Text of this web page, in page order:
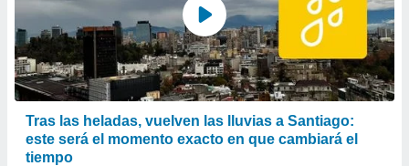
Tras las heladas, vuelven las lluvias a Santiago:
este será el momento exacto en que cambiará el
tiempo